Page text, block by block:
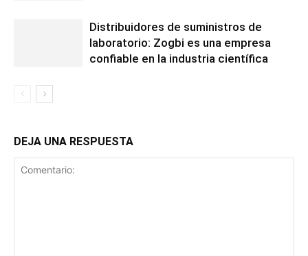
Distribuidores de suministros de
laboratorio: Zogbi es una empresa
confiable en la industria científica
DEJA UNA RESPUESTA